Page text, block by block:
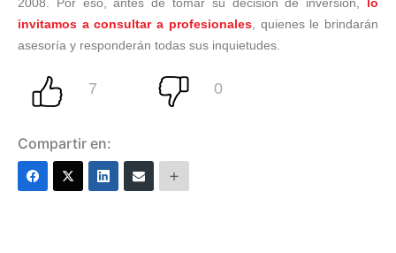
2008. Por eso, antes de tomar su decisión de inversión, lo
invitamos a consultar a profesionales, quienes le brindarán
asesoría y responderán todas sus inquietudes.
Compartir en: